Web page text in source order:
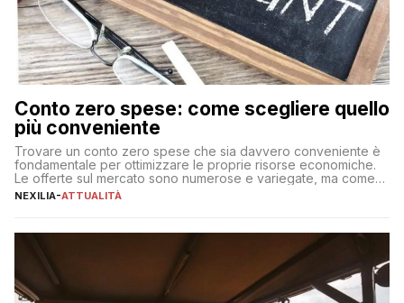
Conto zero spese: come scegliere quello
più conveniente
Trovare un conto zero spese che sia davvero conveniente è
fondamentale per ottimizzare le proprie risorse economiche.
Le offerte sul mercato sono numerose e variegate, ma come
individuare quella più adatta alle proprie esigenze senza
sul […]
NEXILIA-ATTUALITÀ